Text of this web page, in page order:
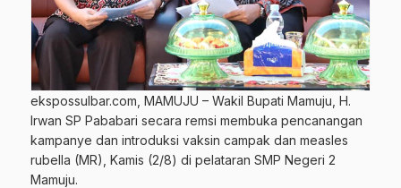
ekspossulbar.com, MAMUJU – Wakil Bupati Mamuju, H.
Irwan SP Pababari secara remsi membuka pencanangan
kampanye dan introduksi vaksin campak dan measles
rubella (MR), Kamis (2/8) di pelataran SMP Negeri 2
Mamuju.